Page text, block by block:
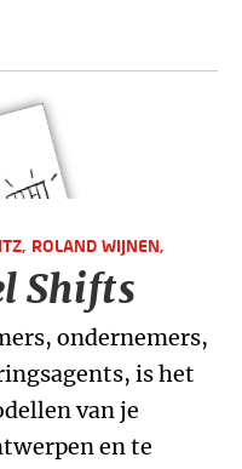
ROLAND WIJNEN,
Shifts
ondernemers,
is het
van je
en te